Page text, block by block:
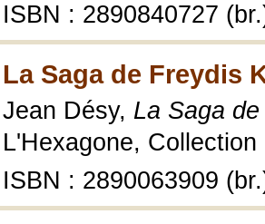
ISBN : 2890840727
La Saga de Freydis
Jean Désy, La Saga
L'Hexagone,
ISBN : 2890063909